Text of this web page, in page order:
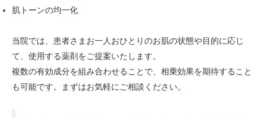
肌トーンの均一化
当院では、患者さまお一人おひとりのお肌の状態や目的に応じ
て、使用する薬剤をご提案いたします。
複数の有効成分を組み合わせることで、相乗効果を期待すること
も可能です。まずはお気軽にご相談ください。